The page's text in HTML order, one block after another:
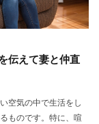
伝えて妻と仲直
空気の中で生活をし
ものです。特に、喧